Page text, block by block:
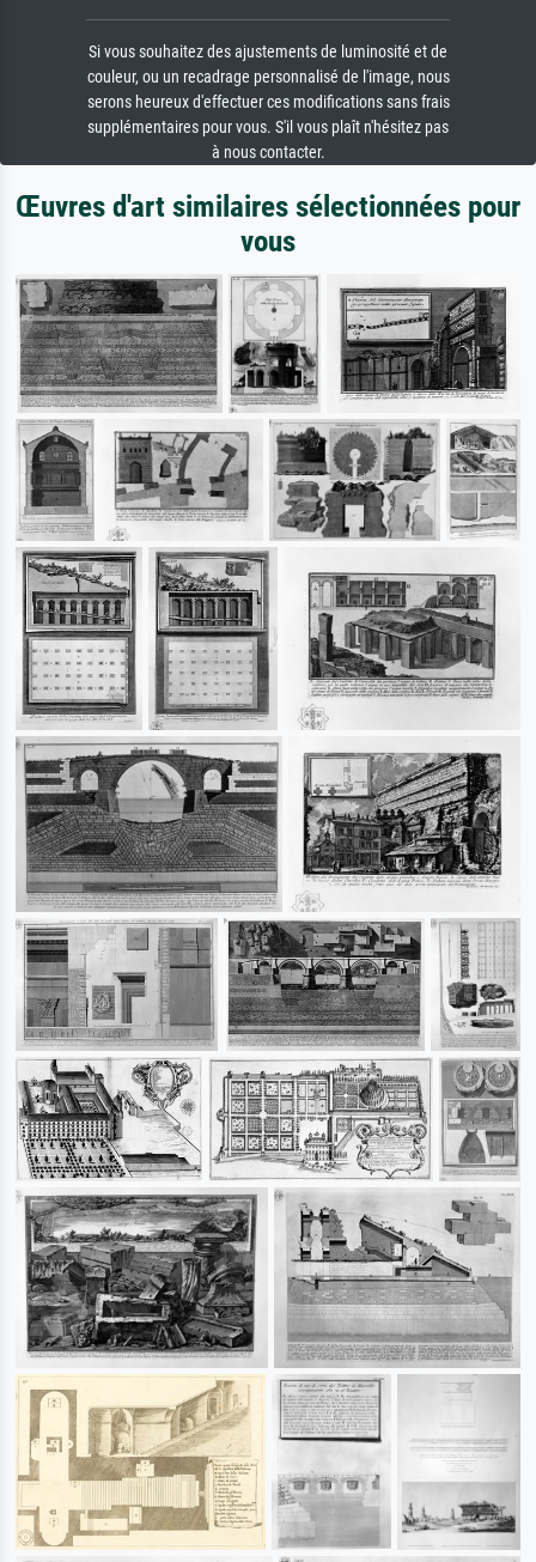
Si vous souhaitez des ajustements de luminosité et de
couleur, ou un recadrage personnalisé de l'image, nous
serons heureux d'effectuer ces modifications sans frais
supplémentaires pour vous. S'il vous plaît n'hésitez pas
à nous contacter.
Œuvres d'art similaires sélectionnées pour
vous